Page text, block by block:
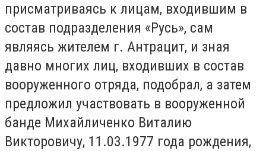
присматриваясь к лицам, входившим в
состав подразделения «Русь», сам
являясь жителем г. Антрацит, и зная
давно многих лиц, входивших в состав
вооруженного отряда, подобрал, а затем
предложил участвовать в вооруженной
банде Михайличенко Виталию
Викторовичу, 11.03.1977 года рождения,